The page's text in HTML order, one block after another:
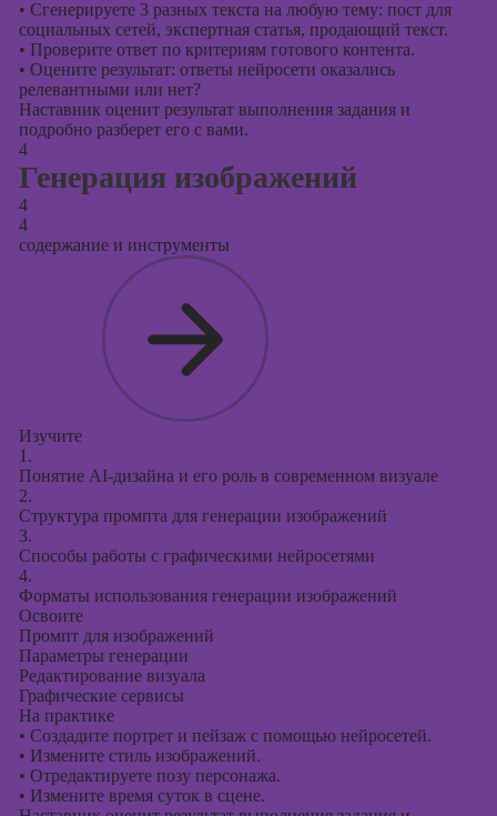
• Сгенерируете 3 разных текста на любую тему: пост для
социальных сетей, экспертная статья, продающий текст.
• Проверите ответ по критериям готового контента.
• Оцените результат: ответы нейросети оказались
релевантными или нет?
Наставник оценит результат выполнения задания и
подробно разберет его с вами.
4
Генерация изображений
4
4
содержание и инструменты
Изучите
1.
Понятие AI-дизайна и его роль в современном визуале
2.
Структура промпта для генерации изображений
3.
Способы работы с графическими нейросетями
4.
Форматы использования генерации изображений
Освоите
Промпт для изображений
Параметры генерации
Редактирование визуала
Графические сервисы
На практике
• Создадите портрет и пейзаж с помощью нейросетей.
• Измените стиль изображений.
• Отредактируете позу персонажа.
• Измените время суток в сцене.